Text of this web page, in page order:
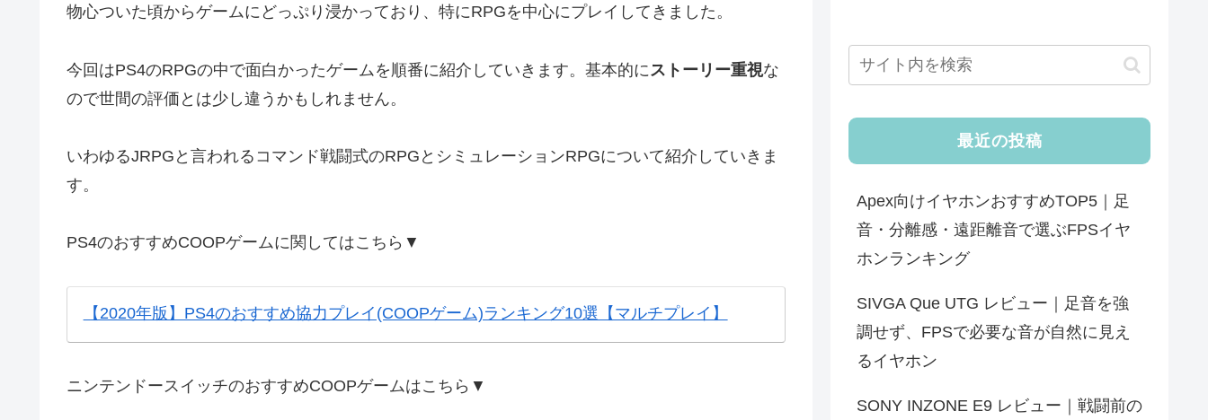
物心ついた頃からゲームにどっぷり浸かっており、特にRPGを中心にプレイしてきました。
今回はPS4のRPGの中で面白かったゲームを順番に紹介していきます。基本的に ストーリー重視な
ので世間の評価とは少し違うかもしれません。
いわゆるJRPGと言われるコマンド戦闘式のRPGとシミュレーションRPGについて紹介していきま
す。
PS4のおすすめCOOPゲームに関してはこちら▼
【2020年版】PS4のおすすめ協力プレイ(COOPゲーム)ランキング10選【マルチプレイ】
ニンテンドースイッチのおすすめCOOPゲームはこちら▼
最近の投稿
Apex向けイヤホンおすすめTOP5｜足
音・分離感・遠距離音で選ぶFPSイヤ
ホンランキング
SIVGA Que UTG レビュー｜足音を強
調せず、FPSで必要な音が自然に見え
るイヤホン
SONY INZONE E9 レビュー｜戦闘前の